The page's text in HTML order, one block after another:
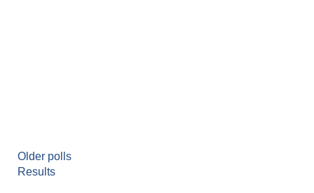
Older polls
Results